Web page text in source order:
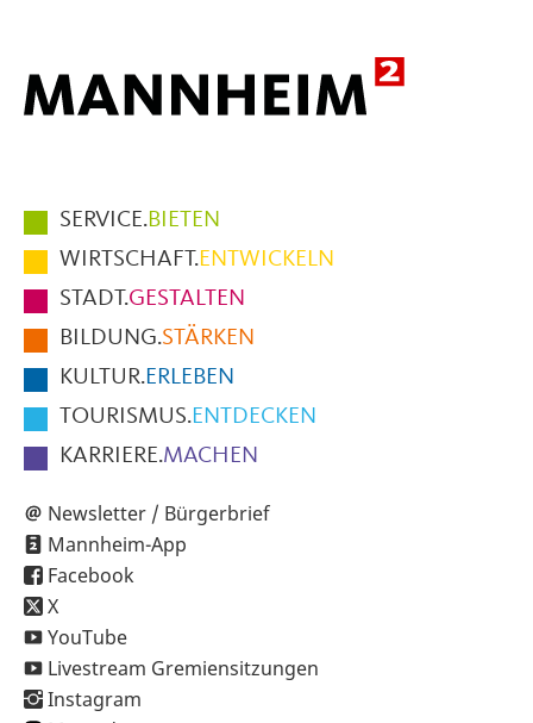
Hauptmenüpunkte
im
Fußbereich
der
Seite
SERVICE.BIETEN
WIRTSCHAFT.ENTWICKELN
STADT.GESTALTEN
BILDUNG.STÄRKEN
KULTUR.ERLEBEN
TOURISMUS.ENTDECKEN
KARRIERE.MACHEN
Newsletter / Bürgerbrief
Mannheim-App
Facebook
X
YouTube
Livestream Gremiensitzungen
Instagram